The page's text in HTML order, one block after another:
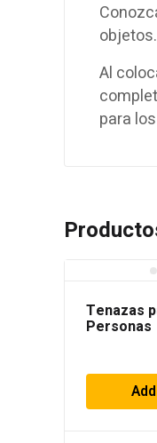
Al
para
Tenazas
Personas